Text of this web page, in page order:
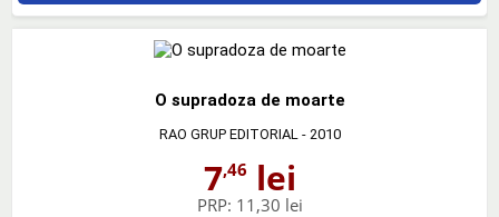
O supradoza de moarte
RAO GRUP EDITORIAL - 2010
7,46 lei
PRP: 11,30 lei